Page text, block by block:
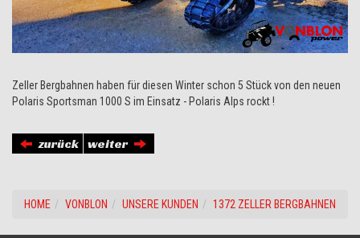
Zeller Bergbahnen haben für diesen Winter schon 5 Stück von den neuen
Polaris Sportsman 1000 S im Einsatz - Polaris Alps rockt !
zurück weiter
HOME VONBLON UNSERE KUNDEN 1372 ZELLER BERGBAHNEN